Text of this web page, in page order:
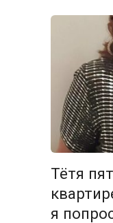
Тётя
я